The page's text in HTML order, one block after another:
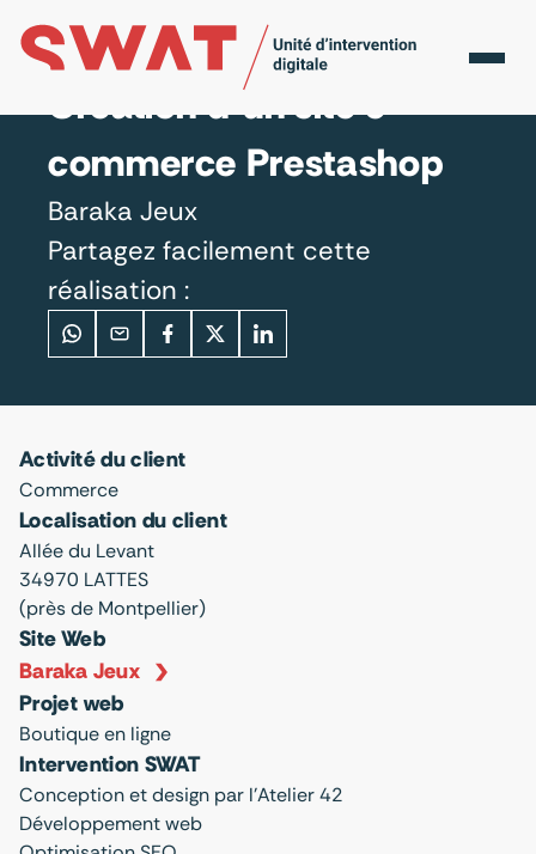
Accueil Réalisations Baraka Jeux
Création d’un site e-
commerce Prestashop
Baraka Jeux
Partagez facilement cette
réalisation :
Activité du client
Commerce
Localisation du client
Allée du Levant
34970 LATTES
(près de Montpellier)
Site Web
Baraka Jeux
Projet web
Boutique en ligne
Intervention SWAT
Conception et design par l’Atelier 42
Développement web